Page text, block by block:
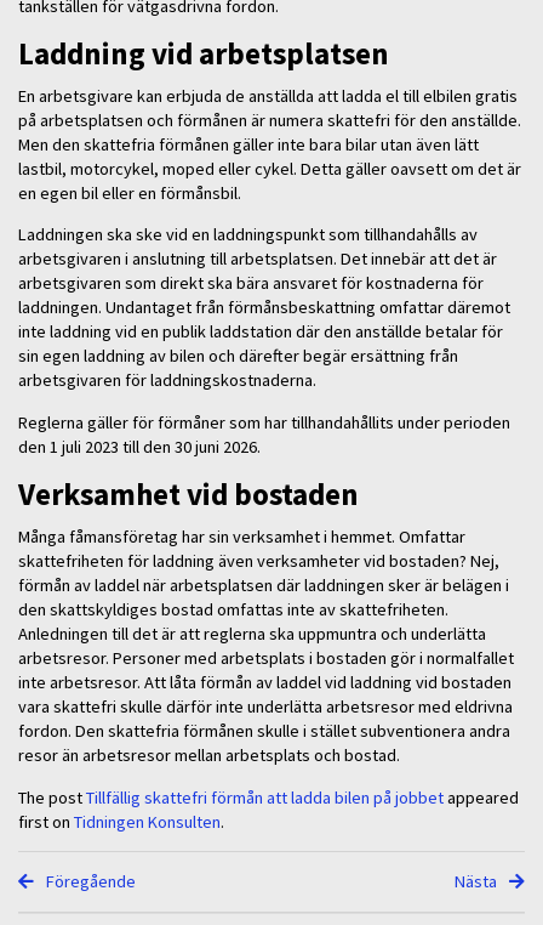
tankställen för vätgasdrivna fordon.
Laddning vid arbetsplatsen
En arbetsgivare kan erbjuda de anställda att ladda el till elbilen gratis
på arbetsplatsen och förmånen är numera skattefri för den anställde.
Men den skattefria förmånen gäller inte bara bilar utan även lätt
lastbil, motorcykel, moped eller cykel. Detta gäller oavsett om det är
en egen bil eller en förmånsbil.
Laddningen ska ske vid en laddningspunkt som tillhandahålls av
arbetsgivaren i anslutning till arbetsplatsen. Det innebär att det är
arbetsgivaren som direkt ska bära ansvaret för kostnaderna för
laddningen. Undantaget från förmånsbeskattning omfattar däremot
inte laddning vid en publik laddstation där den anställde betalar för
sin egen laddning av bilen och därefter begär ersättning från
arbetsgivaren för laddningskostnaderna.
Reglerna gäller för förmåner som har tillhandahållits under perioden
den 1 juli 2023 till den 30 juni 2026.
Verksamhet vid bostaden
Många fåmansföretag har sin verksamhet i hemmet. Omfattar
skattefriheten för laddning även verksamheter vid bostaden? Nej,
förmån av laddel när arbetsplatsen där laddningen sker är belägen i
den skattskyldiges bostad omfattas inte av skattefriheten.
Anledningen till det är att reglerna ska uppmuntra och underlätta
arbetsresor. Personer med arbetsplats i bostaden gör i normalfallet
inte arbetsresor. Att låta förmån av laddel vid laddning vid bostaden
vara skattefri skulle därför inte underlätta arbetsresor med eldrivna
fordon. Den skattefria förmånen skulle i stället subventionera andra
resor än arbetsresor mellan arbetsplats och bostad.
The postTillfällig skattefri förmån att ladda bilen på jobbetappeared
first on Tidningen Konsulten.
Föregående Nästa